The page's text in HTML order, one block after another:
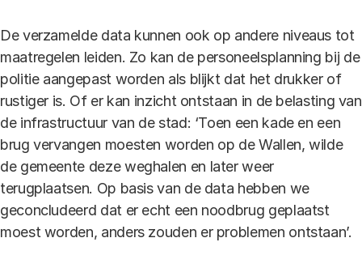
De verzamelde data kunnen ook op andere niveaus tot
maatregelen leiden. Zo kan de personeelsplanning bij de
politie aangepast worden als blijkt dat het drukker of
rustiger is. Of er kan inzicht ontstaan in de belasting van
de infrastructuur van de stad: ‘Toen een kade en een
brug vervangen moesten worden op de Wallen, wilde
de gemeente deze weghalen en later weer
terugplaatsen. Op basis van de data hebben we
geconcludeerd dat er echt een noodbrug geplaatst
moest worden, anders zouden er problemen ontstaan’.